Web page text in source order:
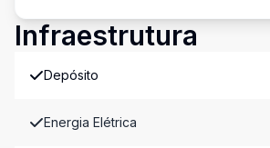
Infraestrutura
Depósito
Energia Elétrica